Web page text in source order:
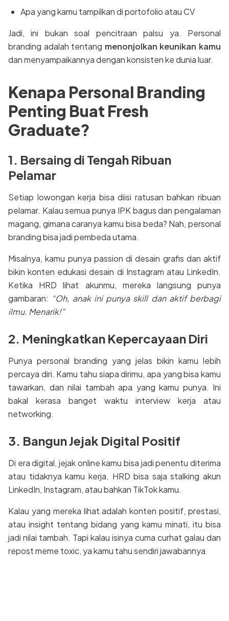
Apa yang kamu tampilkan di portofolio atau CV
Jadi, ini bukan soal pencitraan palsu ya. Personal
branding adalah tentang menonjolkan keunikan kamu
dan menyampaikannya dengan konsisten ke dunia luar.
Kenapa Personal Branding
Penting Buat Fresh
Graduate?
1. Bersaing di Tengah Ribuan
Pelamar
Setiap lowongan kerja bisa diisi ratusan bahkan ribuan
pelamar. Kalau semua punya IPK bagus dan pengalaman
magang, gimana caranya kamu bisa beda? Nah, personal
branding bisa jadi pembeda utama.
Misalnya, kamu punya passion di desain grafis dan aktif
bikin konten edukasi desain di Instagram atau LinkedIn.
Ketika HRD lihat akunmu, mereka langsung punya
gambaran: “Oh, anak ini punya skill dan aktif berbagi
ilmu. Menarik!”
2. Meningkatkan Kepercayaan Diri
Punya personal branding yang jelas bikin kamu lebih
percaya diri. Kamu tahu siapa dirimu, apa yang bisa kamu
tawarkan, dan nilai tambah apa yang kamu punya. Ini
bakal kerasa banget waktu interview kerja atau
networking.
3. Bangun Jejak Digital Positif
Di era digital, jejak online kamu bisa jadi penentu diterima
atau tidaknya kamu kerja. HRD bisa saja stalking akun
LinkedIn, Instagram, atau bahkan TikTok kamu.
Kalau yang mereka lihat adalah konten positif, prestasi,
atau insight tentang bidang yang kamu minati, itu bisa
jadi nilai tambah. Tapi kalau isinya cuma curhat galau dan
repost meme toxic, ya kamu tahu sendiri jawabannya